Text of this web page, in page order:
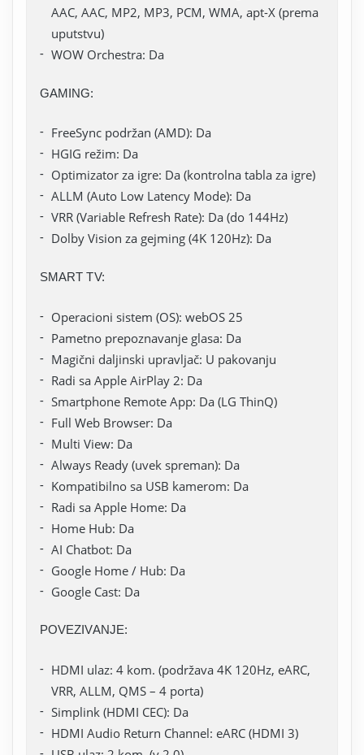
AAC, AAC, MP2, MP3, PCM, WMA, apt-X (prema
uputstvu)
WOW Orchestra: Da
GAMING:
FreeSync podržan (AMD): Da
HGIG režim: Da
Optimizator za igre: Da (kontrolna tabla za igre)
ALLM (Auto Low Latency Mode): Da
VRR (Variable Refresh Rate): Da (do 144Hz)
Dolby Vision za gejming (4K 120Hz): Da
SMART TV:
Operacioni sistem (OS): webOS 25
Pametno prepoznavanje glasa: Da
Magični daljinski upravljač: U pakovanju
Radi sa Apple AirPlay 2: Da
Smartphone Remote App: Da (LG ThinQ)
Full Web Browser: Da
Multi View: Da
Always Ready (uvek spreman): Da
Kompatibilno sa USB kamerom: Da
Radi sa Apple Home: Da
Home Hub: Da
AI Chatbot: Da
Google Home / Hub: Da
Google Cast: Da
POVEZIVANJE:
HDMI ulaz: 4 kom. (podržava 4K 120Hz, eARC,
VRR, ALLM, QMS – 4 porta)
Simplink (HDMI CEC): Da
HDMI Audio Return Channel: eARC (HDMI 3)